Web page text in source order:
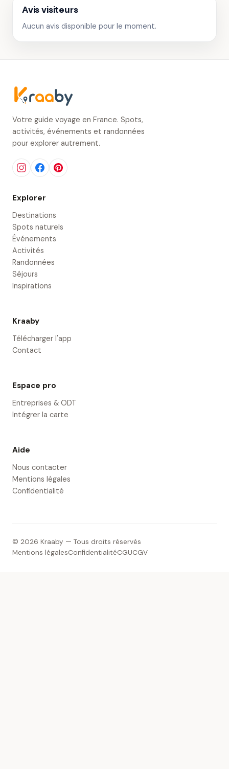
Avis visiteurs
Aucun avis disponible pour le moment.
Votre guide voyage en France. Spots,
activités, événements et randonnées
pour explorer autrement.
Explorer
Destinations
Spots naturels
Événements
Activités
Randonnées
Séjours
Inspirations
Kraaby
Télécharger l'app
Contact
Espace pro
Entreprises & ODT
Intégrer la carte
Aide
Nous contacter
Mentions légales
Confidentialité
© 2026 Kraaby — Tous droits réservés
Mentions légalesConfidentialitéCGUCGV